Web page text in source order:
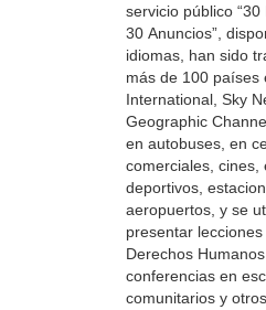
servicio público “30
30 Anuncios”,
idiomas, han sido
más de 100 países
International, Sky
Geographic
en autobuses, en
comerciales, cines,
deportivos,
aeropuertos, y se
presentar
Derechos
conferencias en
comunitarios y